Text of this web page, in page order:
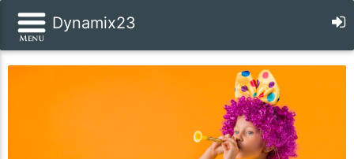
Dynamix23